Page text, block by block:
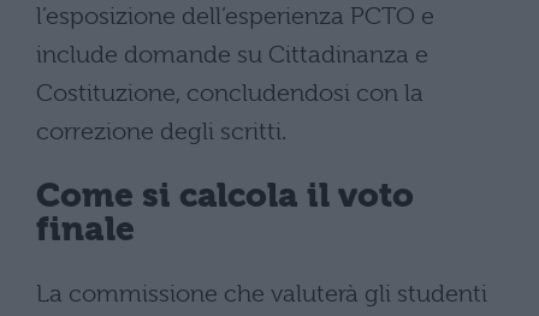
l’esposizione dell’esperienza PCTO e
include domande su Cittadinanza e
Costituzione, concludendosi con la
correzione degli scritti.
Come si calcola il voto
finale
La commissione che valuterà gli studenti